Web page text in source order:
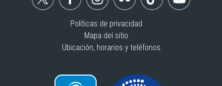
Políticas de privacidad
Mapa del sitio
Ubicación, horarios y teléfonos